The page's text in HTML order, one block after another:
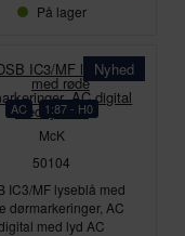
På lager
Nyhed
AC 1:87 - H0
McK
50104
IC3/MF lyseblå med
dørmarkeringer, AC
med lyd AC